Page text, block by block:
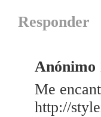
Responder
Anónimo
Me
http://